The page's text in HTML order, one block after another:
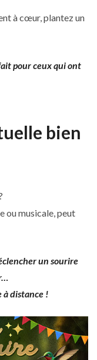
à cœur, plantez un
pour ceux qui ont
bien
ou musicale, peut
un sourire
à distance !